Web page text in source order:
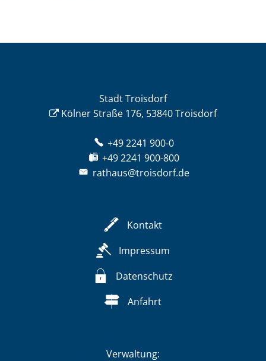
Stadt Troisdorf
Kölner Straße 176, 53840 Troisdorf
+49 2241 900-0
+49 2241 900-800
rathaus@troisdorf.de
Kontakt
Impressum
Datenschutz
Anfahrt
Verwaltung: